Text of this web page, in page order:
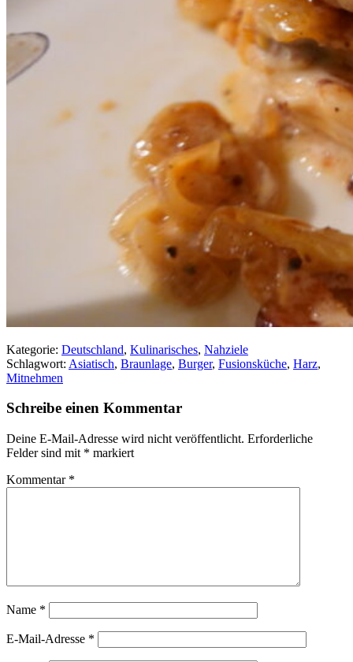
Kategorie: Deutschland, Kulinarisches, Nahziele
Schlagwort: Asiatisch, Braunlage, Burger, Fusionsküche, Harz,
Mitnehmen
Schreibe einen Kommentar
Deine E-Mail-Adresse wird nicht veröffentlicht. Erforderliche
Felder sind mit * markiert
Kommentar *
Name *
E-Mail-Adresse *